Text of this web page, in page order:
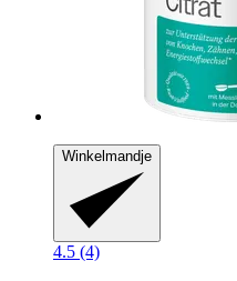
Winkelmandje
4.5 (4)